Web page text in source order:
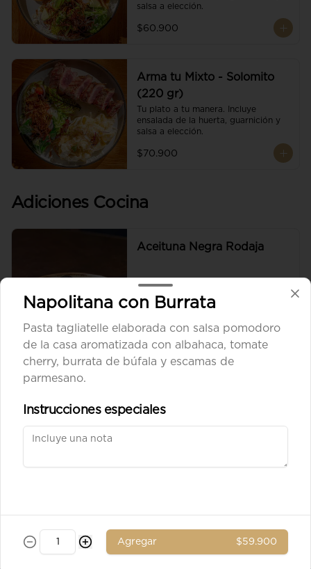
salsa a elección.
$60.900
Arma tu Mixto - Solomito
(220 gr)
Tu plato a tu manera. Incluye
ensalada de la huerta, guarnición y
salsa a elección.
$70.900
Adiciones Cocina
Aceituna Negra Rodaja
$8.900
Napolitana con Burrata
Pasta tagliatelle elaborada con salsa pomodoro
de la casa aromatizada con albahaca, tomate
cherry, burrata de búfala y escamas de
parmesano.
Instrucciones especiales
Agregar $59.900